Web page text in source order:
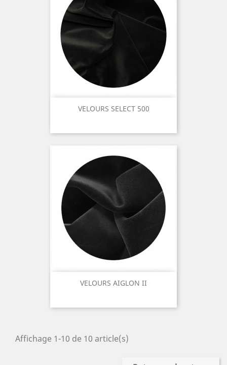
VELOURS SELECT 500
VELOURS AIGLON II
Affichage 1-10 de 10 article(s)